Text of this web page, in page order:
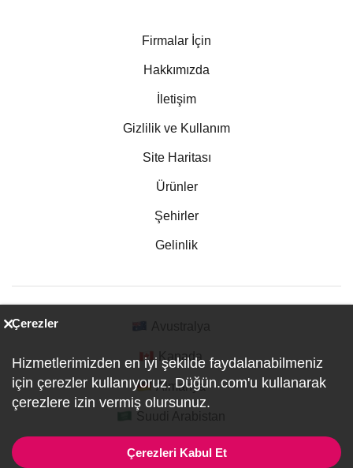
Firmalar İçin
Hakkımızda
İletişim
Gizlilik ve Kullanım
Site Haritası
Ürünler
Şehirler
Gelinlik
Kanada
Almanya
Çerezler
Hizmetlerimizden en iyi şekilde faydalanabilmeniz
için çerezler kullanıyoruz. Düğün.com'u kullanarak
çerezlere izin vermiş olursunuz.
Çerezleri Kabul Et